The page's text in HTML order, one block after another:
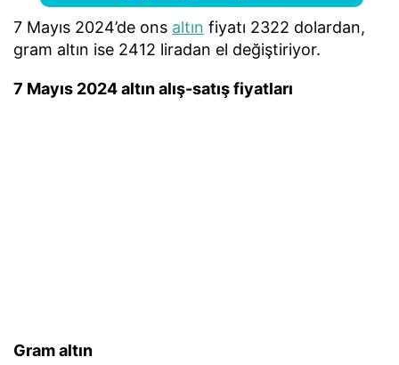
7 Mayıs 2024’de ons altın fiyatı 2322 dolardan,
gram altın ise 2412 liradan el değiştiriyor.
7 Mayıs 2024 altın alış-satış fiyatları
Gram altın